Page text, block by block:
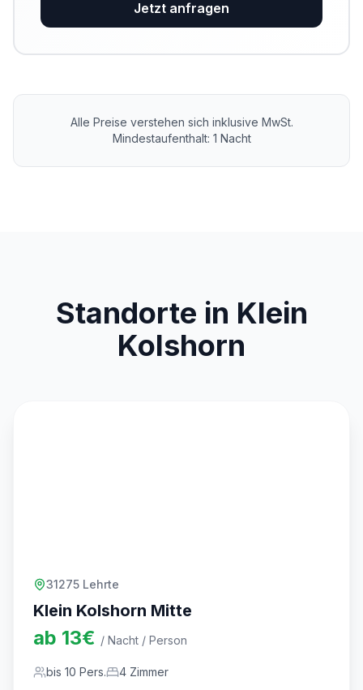
Jetzt anfragen
Alle Preise verstehen sich inklusive MwSt.
Mindestaufenthalt: 1 Nacht
Standorte in Klein
Kolshorn
31275 Lehrte
Klein Kolshorn Mitte
ab 13€ / Nacht / Person
bis 10 Pers. 4 Zimmer